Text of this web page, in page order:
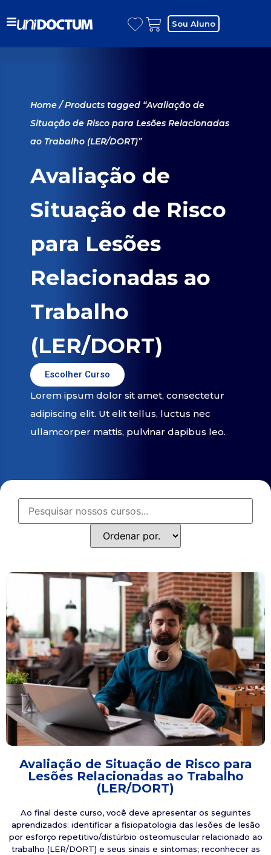
Sou Aluno
Home/ Products tagged “Avaliação de
Situação de Risco para Lesões Relacionadas
ao Trabalho (LER/DORT)”
Avaliação de
Situação de Risco
para Lesões
Relacionadas ao
Trabalho
(LER/DORT)
Escolher Curso
Lorem ipsum dolor sit amet, consectetur
adipiscing elit. Ut elit tellus, luctus nec
ullamcorper mattis, pulvinar dapibus leo.
Avaliação de Situação de Risco para
Lesões Relacionadas ao Trabalho
(LER/DORT)
Ao final deste curso, você deve apresentar os seguintes
aprendizados: identificar a fisiopatologia das lesões de lesão
por esforço repetitivo/distúrbio osteomuscular relacionado ao
trabalho (LER/DORT) e seus sinais e sintomas; reconhecer as